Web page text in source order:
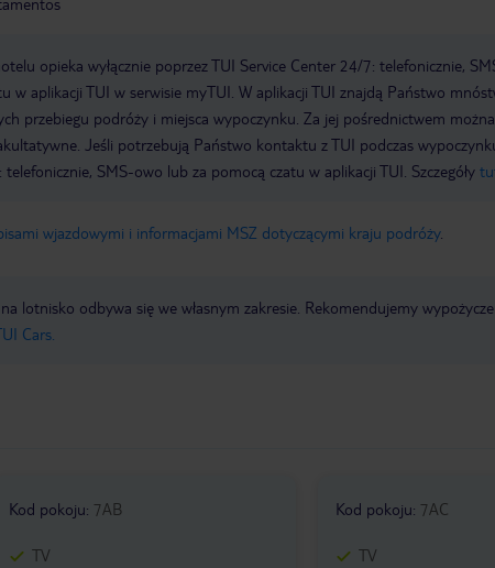
opieka wyłącznie poprzez TUI Service Center 24/7: telefonicznie,
w aplikacji TUI w serwisie myTUI. W aplikacji TUI znajdą Państwo
przebiegu podróży i miejsca wypoczynku. Za jej pośrednictwem
Jeśli potrzebują Państwo kontaktu z TUI podczas
SMS-owo lub za pomocą czatu w aplikacji TUI. Szczegóły
wjazdowymi i informacjami MSZ dotyczącymi kraju podróży.
lotnisko odbywa się we własnym zakresie. Rekomendujemy
Cars.
Kod pokoju: 7AB
TV
Kod pokoju: 7AC
TV